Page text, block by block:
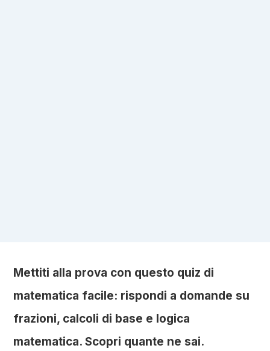
Mettiti alla prova con questo quiz di
matematica facile: rispondi a domande su
frazioni, calcoli di base e logica
matematica. Scopri quante ne sai.